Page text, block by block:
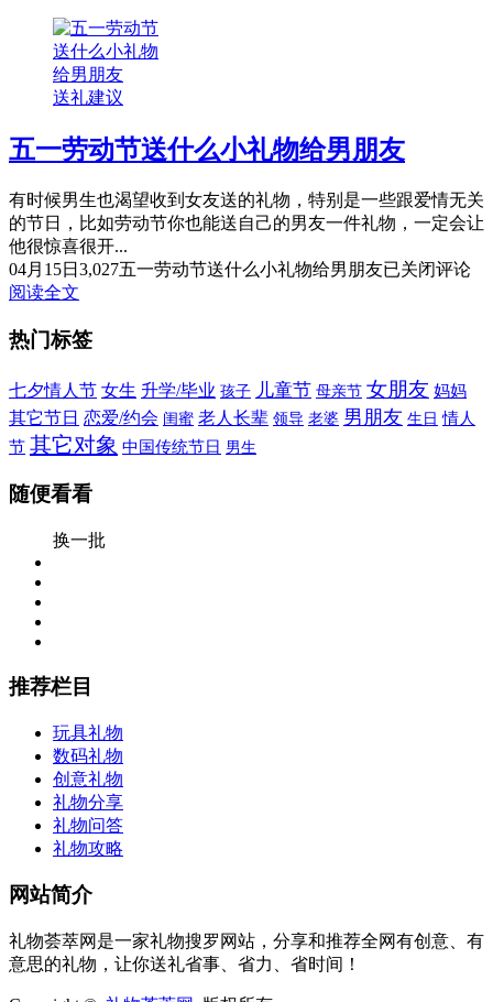
送礼建议
五一劳动节送什么小礼物给男朋友
有时候男生也渴望收到女友送的礼物，特别是一些跟爱情无关
的节日，比如劳动节你也能送自己的男友一件礼物，一定会让
他很惊喜很开...
04月15日 3,027五一劳动节送什么小礼物给男朋友已关闭评论
阅读全文
热门标签
七夕情人节 女生 升学/毕业 孩子 儿童节 母亲节 女朋友 妈妈
其它节日 恋爱/约会 闺蜜 老人长辈 领导 老婆 男朋友 生日 情人
节 其它对象 中国传统节日 男生
随便看看
换一批
推荐栏目
玩具礼物
数码礼物
创意礼物
礼物分享
礼物问答
礼物攻略
网站简介
礼物荟萃网是一家礼物搜罗网站，分享和推荐全网有创意、有
意思的礼物，让你送礼省事、省力、省时间！